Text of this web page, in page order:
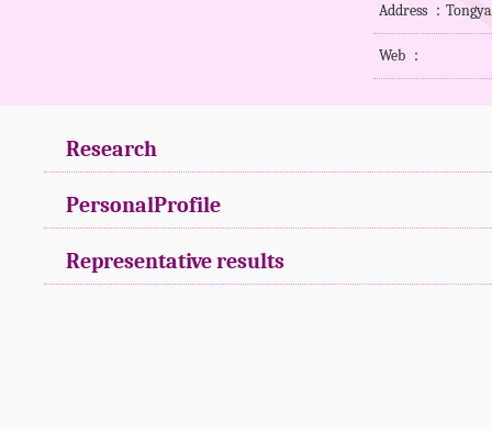
Address ：
Web ：
Research
PersonalProfile
Representative results